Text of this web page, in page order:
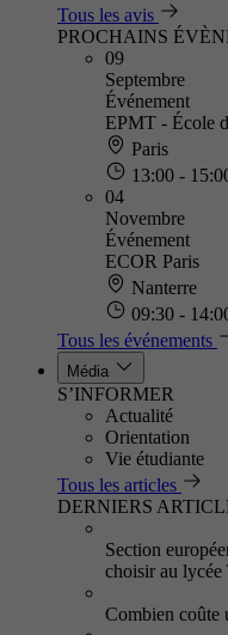
Tous les avis
PROCHAINS
09
Septembre
Événement
EPMT - École
Paris
13:00 -
04
Novembre
Événement
ECOR Paris
Nanterre
09:30 -
Tous les événements
Média
S’INFORMER
Actualité
Orientation
Vie étudiante
Tous les articles
DERNIERS
Section
choisir au lycée
Combien coûte